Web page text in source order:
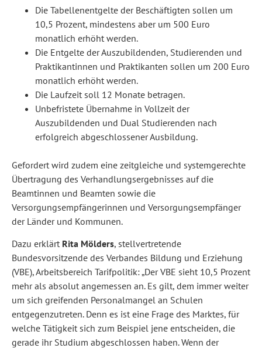
Die Tabellenentgelte der Beschäftigten sollen um
10,5 Prozent, mindestens aber um 500 Euro
monatlich erhöht werden.
Die Entgelte der Auszubildenden, Studierenden und
Praktikantinnen und Praktikanten sollen um 200 Euro
monatlich erhöht werden.
Die Laufzeit soll 12 Monate betragen.
Unbefristete Übernahme in Vollzeit der
Auszubildenden und Dual Studierenden nach
erfolgreich abgeschlossener Ausbildung.
Gefordert wird zudem eine zeitgleiche und systemgerechte
Übertragung des Verhandlungsergebnisses auf die
Beamtinnen und Beamten sowie die
Versorgungsempfängerinnen und Versorgungsempfänger
der Länder und Kommunen.
Dazu erklärt Rita Mölders, stellvertretende
Bundesvorsitzende des Verbandes Bildung und Erziehung
(VBE), Arbeitsbereich Tarifpolitik: „Der VBE sieht 10,5 Prozent
mehr als absolut angemessen an. Es gilt, dem immer weiter
um sich greifenden Personalmangel an Schulen
entgegenzutreten. Denn es ist eine Frage des Marktes, für
welche Tätigkeit sich zum Beispiel jene entscheiden, die
gerade ihr Studium abgeschlossen haben. Wenn der